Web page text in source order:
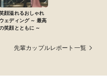
婦1着 110,000円〜
顔溢れるおしゃれ
ウェディング ～ 最高
笑顔とともに ～
先輩カップルレポート一覧